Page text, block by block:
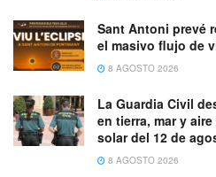
Sant Antoni prevé
el masivo flujo de
8 AGOSTO 2026
La Guardia Civil
en tierra, mar y
solar del 12 de
8 AGOSTO 2026